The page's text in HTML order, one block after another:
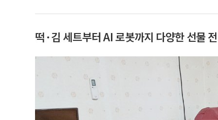
떡·김 세트부터 AI 로봇까지 다양한 선물